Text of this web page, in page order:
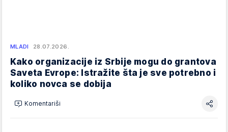
MLADI 28.07.2026.
Kako organizacije iz Srbije mogu do grantova
Saveta Evrope: Istražite šta je sve potrebno i
koliko novca se dobija
Komentariši